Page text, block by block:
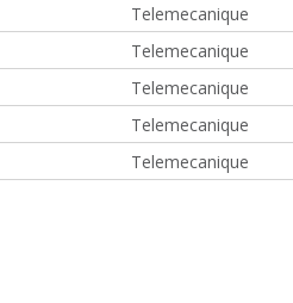
Telemecanique
Telemecanique
Telemecanique
Telemecanique
Telemecanique